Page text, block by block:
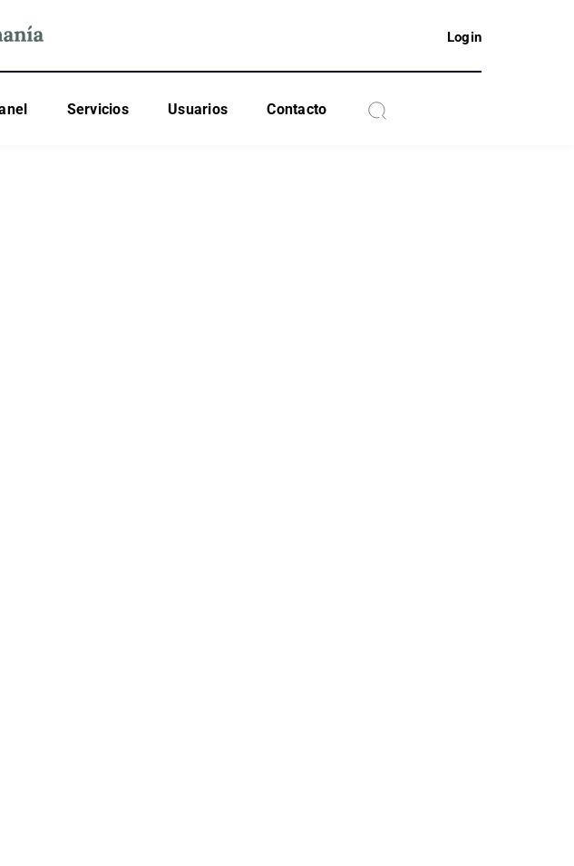
Login
Servicios Usuarios Contacto